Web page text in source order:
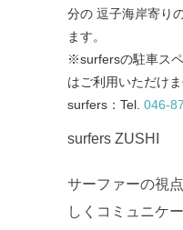
分の 逗子海岸寄り
ます。
※surfersの駐車ス
はご利用いただけま
surfers ： Tel. 046-
surfers ZUSHI
サーファーの視
しくコミュニケ